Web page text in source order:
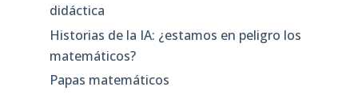
didáctica
Historias de la IA: ¿estamos en peligro los
matemáticos?
Papas matemáticos